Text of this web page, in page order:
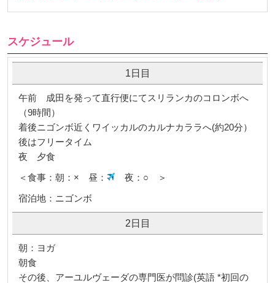
スケジュール
1日目
午前 成田を発って直行便にてスリランカのコロンボへ
（9時間）
着後ニゴンボ近くワイッカルのカルナカララへ(約20分）
後はフリータイム
夜 夕食
＜食事：朝：× 昼：
夜：○ ＞
宿泊地：ニゴンボ
2日目
朝：ヨガ
朝食
その後、アーユルヴェーダの専門医が問診(英語 *初回の